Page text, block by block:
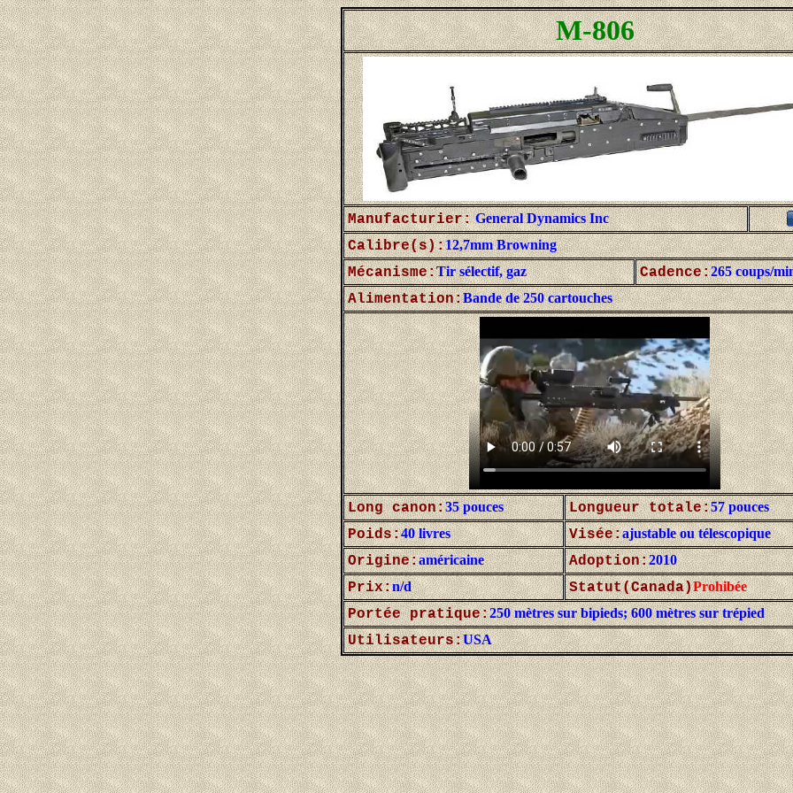
M-806
Manufacturier:General Dynamics Inc
Calibre(s):12,7mm Browning
Mécanisme:Tir sélectif, gaz Cadence:265 coups/
Alimentation:Bande de 250 cartouches
Long canon:35 pouces Longueur totale:57 pouces
Poids:40 livres Visée:ajustable ou télescopique
Origine:américaine Adoption:2010
Prix:n/d Statut(Canada)Prohibée
Portée pratique:250 mètres sur bipieds; 600 mètres sur trépied
Utilisateurs:USA